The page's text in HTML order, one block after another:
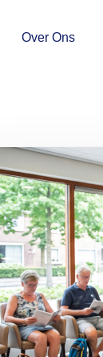
Over Ons